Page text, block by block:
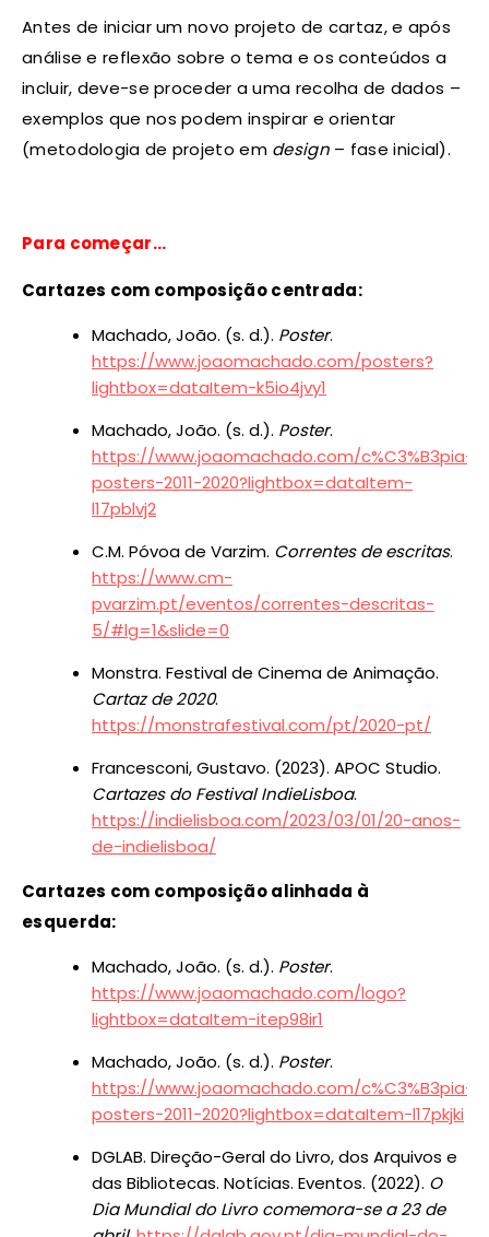
Antes de iniciar um novo projeto de cartaz, e após
análise e reflexão sobre o tema e os conteúdos a
incluir, deve-se proceder a uma recolha de dados –
exemplos que nos podem inspirar e orientar
(metodologia de projeto em design– fase inicial).
Para começar…
Cartazes com composição centrada:
Machado, João. (s. d.). Poster.
https://www.joaomachado.com/posters?
lightbox=dataItem-k5io4jvy1
Machado, João. (s. d.). Poster.
https://www.joaomachado.com/c%C3%B3pia-
posters-2011-2020?lightbox=dataItem-
l17pblvj2
C.M. Póvoa de Varzim. Correntes de escritas.
https://www.cm-
pvarzim.pt/eventos/correntes-descritas-
5/#lg=1&slide=0
Monstra. Festival de Cinema de Animação.
Cartaz de 2020.
https://monstrafestival.com/pt/2020-pt/
Francesconi, Gustavo. (2023). APOC Studio.
Cartazes do Festival IndieLisboa.
https://indielisboa.com/2023/03/01/20-anos-
de-indielisboa/
Cartazes com composição alinhada à
esquerda:
Machado, João. (s. d.). Poster.
https://www.joaomachado.com/logo?
lightbox=dataItem-itep98ir1
Machado, João. (s. d.). Poster.
https://www.joaomachado.com/c%C3%B3pia-
posters-2011-2020?lightbox=dataItem-l17pkjki
DGLAB. Direção-Geral do Livro, dos Arquivos e
das Bibliotecas. Notícias. Eventos. (2022). O
Dia Mundial do Livro comemora-se a 23 de